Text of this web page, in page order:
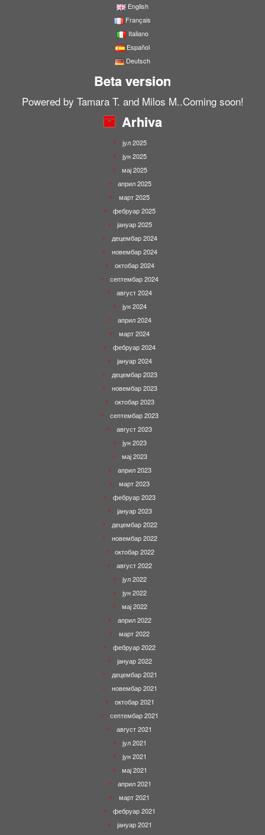
English
Français
Italiano
Español
Deutsch
Beta version
Powered by Tamara T. and Milos M..Coming soon!
Arhiva
јул 2025
јун 2025
мај 2025
април 2025
март 2025
фебруар 2025
јануар 2025
децембар 2024
новембар 2024
октобар 2024
септембар 2024
август 2024
јун 2024
април 2024
март 2024
фебруар 2024
јануар 2024
децембар 2023
новембар 2023
октобар 2023
септембар 2023
август 2023
јун 2023
мај 2023
април 2023
март 2023
фебруар 2023
јануар 2023
децембар 2022
новембар 2022
октобар 2022
август 2022
јул 2022
јун 2022
мај 2022
април 2022
март 2022
фебруар 2022
јануар 2022
децембар 2021
новембар 2021
октобар 2021
септембар 2021
август 2021
јул 2021
јун 2021
мај 2021
април 2021
март 2021
фебруар 2021
јануар 2021